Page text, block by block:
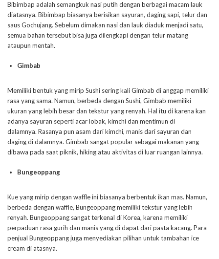
Bibimbap adalah semangkuk nasi putih dengan berbagai macam lauk
diatasnya. Bibimbap biasanya berisikan sayuran, daging sapi, telur dan
saus Gochujang. Sebelum dimakan nasi dan lauk diaduk menjadi satu,
semua bahan tersebut bisa juga dilengkapi dengan telur matang
ataupun mentah.
Gimbab
Memiliki bentuk yang mirip Sushi sering kali Gimbab di anggap memiliki
rasa yang sama. Namun, berbeda dengan Sushi, Gimbab memiliki
ukuran yang lebih besar dan tekstur yang renyah. Hal itu di karena kan
adanya sayuran seperti acar lobak, kimchi dan mentimun di
dalamnya. Rasanya pun asam dari kimchi, manis dari sayuran dan
daging di dalamnya. Gimbab sangat popular sebagai makanan yang
dibawa pada saat piknik, hiking atau aktivitas di luar ruangan lainnya.
Bungeoppang
Kue yang mirip dengan waffle ini biasanya berbentuk ikan mas. Namun,
berbeda dengan waffle, Bungeoppang memiliki tekstur yang lebih
renyah. Bungeoppang sangat terkenal di Korea, karena memiliki
perpaduan rasa gurih dan manis yang di dapat dari pasta kacang. Para
penjual Bungeoppang juga menyediakan pilihan untuk tambahan ice
cream di atasnya.